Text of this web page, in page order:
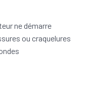
ne démarre
ou craquelures